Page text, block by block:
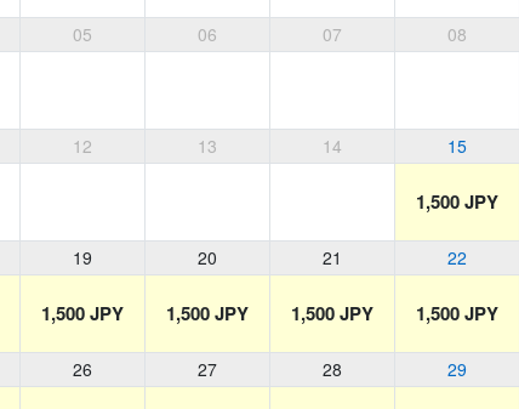
05 06 07 08
12 13 14 15
1,500 JPY
19 20 21 22
1,500 JPY 1,500 JPY 1,500 JPY 1,500 JPY
26 27 28 29